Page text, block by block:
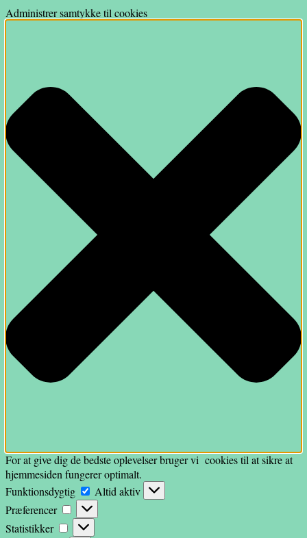
Administrer samtykke til cookies
For at give dig de bedste oplevelser bruger vi cookies til at sikre at
hjemmesiden fungerer optimalt.
Funktionsdygtig
Funktionsdygtig
Altid aktiv
Præferencer
Præferencer
Statistikker
Statistikker